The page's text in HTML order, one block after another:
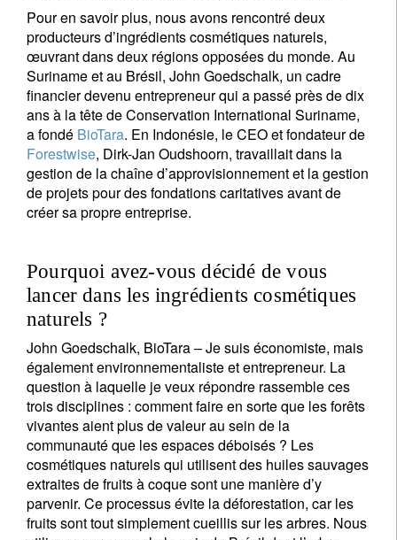
Pour en savoir plus, nous avons rencontré deux
producteurs d’ingrédients cosmétiques naturels,
œuvrant dans deux régions opposées du monde. Au
Suriname et au Brésil, John Goedschalk, un cadre
financier devenu entrepreneur qui a passé près de dix
ans à la tête de Conservation International Suriname,
a fondé BioTara. En Indonésie, le CEO et fondateur de
Forestwise, Dirk-Jan Oudshoorn, travaillait dans la
gestion de la chaîne d’approvisionnement et la gestion
de projets pour des fondations caritatives avant de
créer sa propre entreprise.
Pourquoi avez-vous décidé de vous
lancer dans les ingrédients cosmétiques
naturels ?
John Goedschalk, BioTara – Je suis économiste, mais
également environnementaliste et entrepreneur. La
question à laquelle je veux répondre rassemble ces
trois disciplines : comment faire en sorte que les forêts
vivantes aient plus de valeur au sein de la
communauté que les espaces déboisés ? Les
cosmétiques naturels qui utilisent des huiles sauvages
extraites de fruits à coque sont une manière d’y
parvenir. Ce processus évite la déforestation, car les
fruits sont tout simplement cueillis sur les arbres. Nous